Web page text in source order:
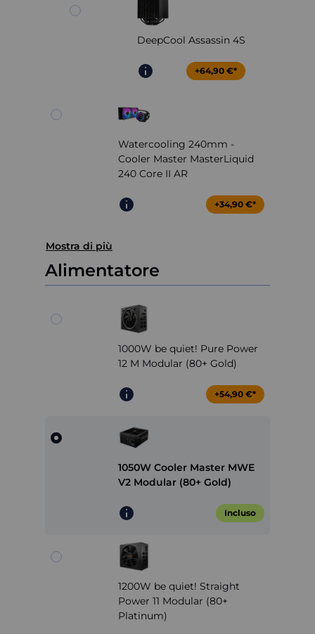
DeepCool Assassin 4S
+64,90 €*
Watercooling 240mm -
Cooler Master MasterLiquid
240 Core II AR
+34,90 €*
Mostra di più
Alimentatore
1000W be quiet! Pure Power
12 M Modular (80+ Gold)
+54,90 €*
1050W Cooler Master MWE
V2 Modular (80+ Gold)
Incluso
1200W be quiet! Straight
Power 11 Modular (80+
Platinum)